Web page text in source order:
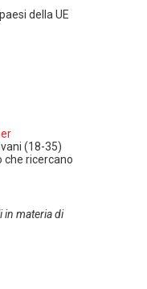
della UE
(18-35)
che ricercano
in materia di